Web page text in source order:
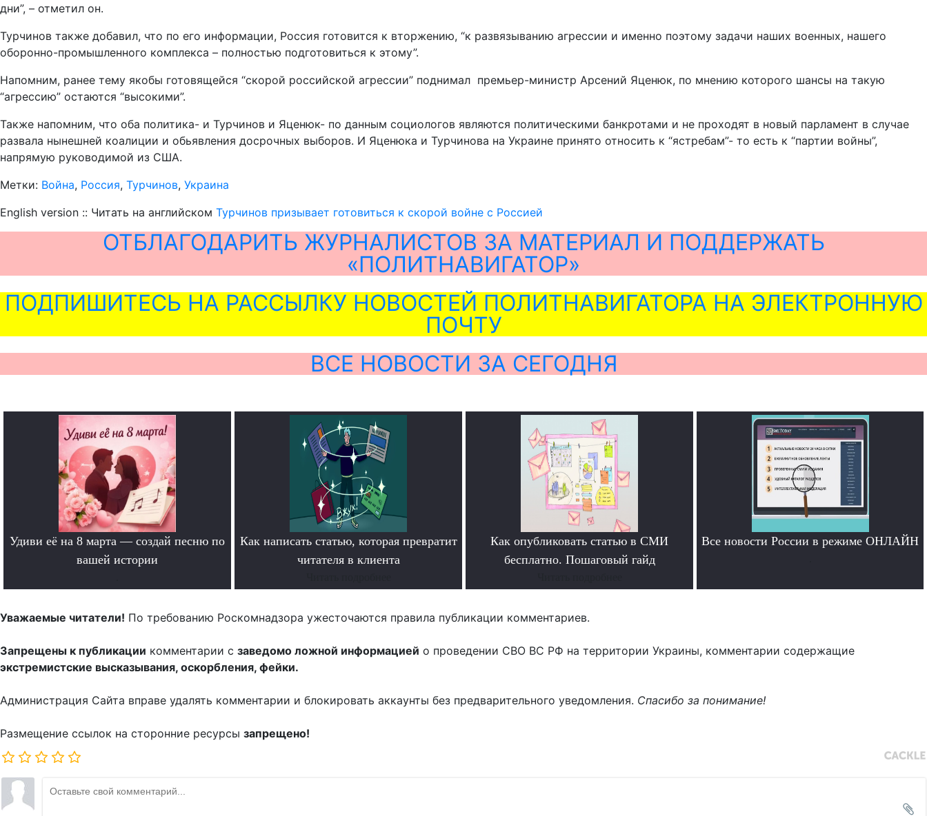
дни”, – отметил он.
Турчинов также добавил, что по его информации, Россия готовится к вторжению, “к развязыванию агрессии и именно поэтому задачи наших военных, нашего
оборонно-промышленного комплекса – полностью подготовиться к этому”.
Напомним, ранее тему якобы готовящейся “скорой российской агрессии” поднимал премьер-министр Арсений Яценюк, по мнению которого шансы на такую
“агрессию” остаются “высокими”.
Также напомним, что оба политика- и Турчинов и Яценюк- по данным социологов являются политическими банкротами и не проходят в новый парламент в случае
развала нынешней коалиции и обьявления досрочных выборов. И Яценюка и Турчинова на Украине принято относить к “ястребам”- то есть к “партии войны”,
напрямую руководимой из США.
Метки: Война, Россия, Турчинов, Украина
English version :: Читать на английском Турчинов призывает готовиться к скорой войне с Россией
ОТБЛАГОДАРИТЬ ЖУРНАЛИСТОВ ЗА МАТЕРИАЛ И ПОДДЕРЖАТЬ
«ПОЛИТНАВИГАТОР»
ПОДПИШИТЕСЬ НА РАССЫЛКУ НОВОСТЕЙ ПОЛИТНАВИГАТОРА НА ЭЛЕКТРОННУЮ
ПОЧТУ
ВСЕ НОВОСТИ ЗА СЕГОДНЯ
Удиви её на 8 марта — создай песню по
вашей истории
Как написать статью, которая превратит
читателя в клиента
Как опубликовать статью в СМИ
бесплатно. Пошаговый гайд
Все новости России в режиме ОНЛАЙН
Уважаемые читатели! По требованию Роскомнадзора ужесточаются правила публикации комментариев.
Запрещены к публикации комментарии с заведомо ложной информацией о проведении СВО ВС РФ на территории Украины, комментарии содержащие
экстремистские высказывания, оскорбления, фейки.
Администрация Сайта вправе удалять комментарии и блокировать аккаунты без предварительного уведомления. Спасибо за понимание!
Размещение ссылок на сторонние ресурсы запрещено!